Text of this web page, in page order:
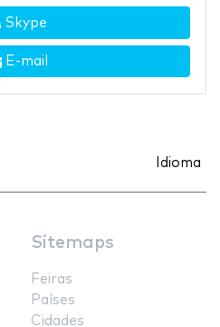
Skype
E-mail
Idioma
Sitemaps
Feiras
Países
Cidades